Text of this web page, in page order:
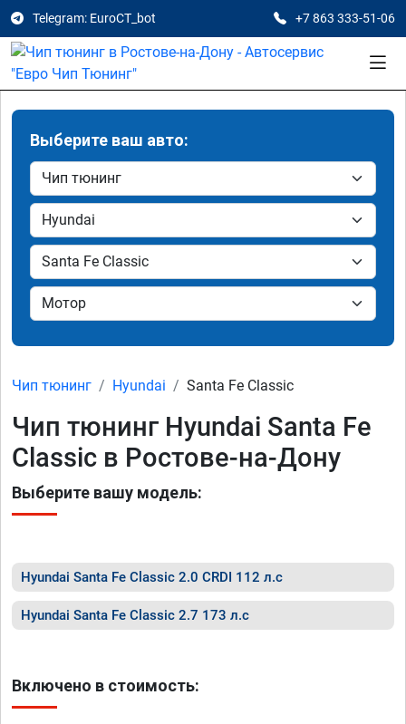
Telegram: EuroCT_bot +7 863 333-51-06
Выберите ваш авто:
Чип тюнинг Hyundai Santa Fe Classic
Чип тюнинг Hyundai Santa Fe
Classic в Ростове-на-Дону
Выберите вашу модель:
Hyundai Santa Fe Classic 2.0 CRDI 112 л.с
Hyundai Santa Fe Classic 2.7 173 л.с
Включено в стоимость: